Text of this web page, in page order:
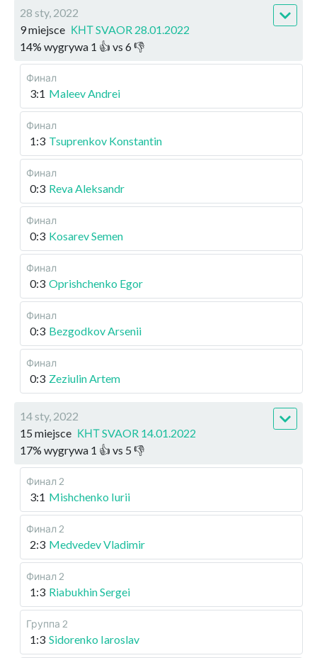
28 sty, 2022
9 miejsce КНТ SVAOR 28.01.2022
14% wygrywa 1 👍 vs 6👎
Финал
3:1 Maleev Andrei
Финал
1:3 Tsuprenkov Konstantin
Финал
0:3 Reva Aleksandr
Финал
0:3 Kosarev Semen
Финал
0:3 Oprishchenko Egor
Финал
0:3 Bezgodkov Arsenii
Финал
0:3 Zeziulin Artem
14 sty, 2022
15 miejsce КНТ SVAOR 14.01.2022
17% wygrywa 1 👍 vs 5 👎
Финал 2
3:1 Mishchenko Iurii
Финал 2
2:3 Medvedev Vladimir
Финал 2
1:3 Riabukhin Sergei
Группа 2
1:3 Sidorenko Iaroslav